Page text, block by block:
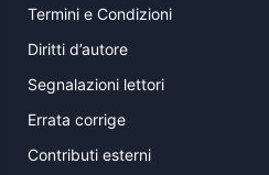
Termini e Condizioni
Diritti d’autore
Segnalazioni lettori
Errata corrige
Contributi esterni